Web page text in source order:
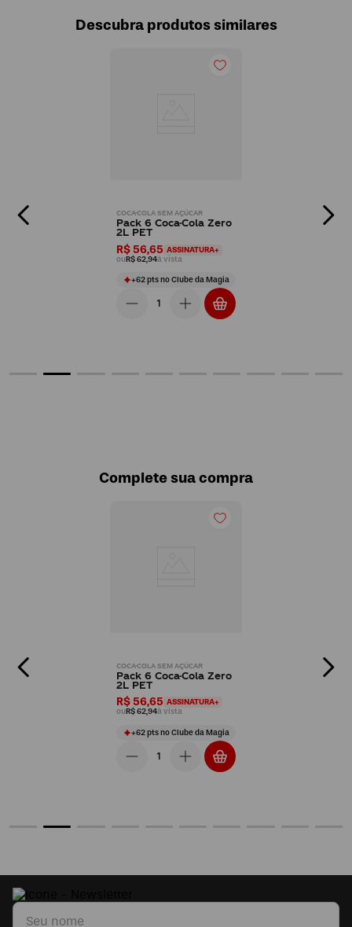
Descubra produtos similares
COCA-COLA SEM AÇÚCAR
Pack 6 Coca-Cola Zero
2L PET
R$ 56,65 ASSINATURA+
ouR$ 62,94à vista
+62ptsno Clube da Magia
Complete sua compra
COCA-COLA SEM AÇÚCAR
Pack 6 Coca-Cola Zero
2L PET
R$ 56,65 ASSINATURA+
ou R$ 62,94à vista
+62ptsno Clube da Magia